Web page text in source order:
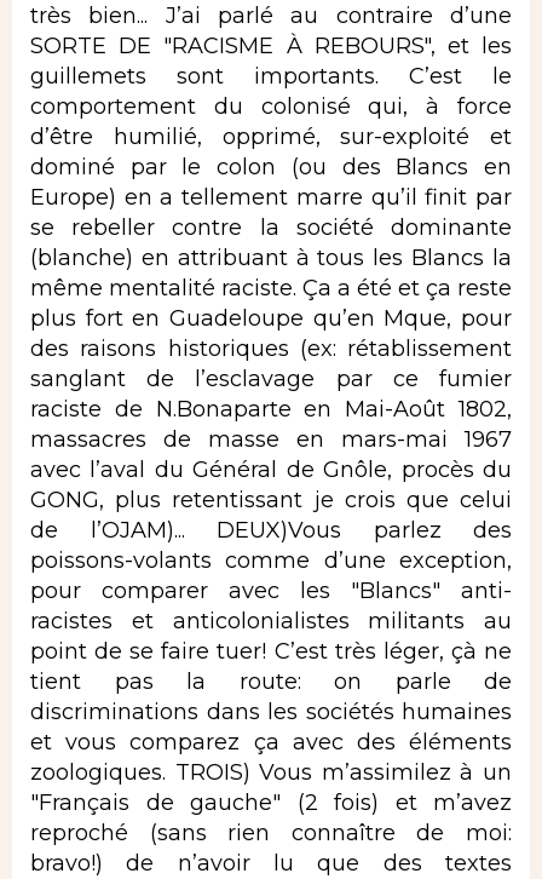
très bien... J’ai parlé au contraire d’une
SORTE DE "RACISME À REBOURS", et les
guillemets sont importants. C’est le
comportement du colonisé qui, à force
d’être humilié, opprimé, sur-exploité et
dominé par le colon (ou des Blancs en
Europe) en a tellement marre qu’il finit par
se rebeller contre la société dominante
(blanche) en attribuant à tous les Blancs la
même mentalité raciste. Ça a été et ça reste
plus fort en Guadeloupe qu’en Mque, pour
des raisons historiques (ex: rétablissement
sanglant de l’esclavage par ce fumier
raciste de N.Bonaparte en Mai-Août 1802,
massacres de masse en mars-mai 1967
avec l’aval du Général de Gnôle, procès du
GONG, plus retentissant je crois que celui
de l’OJAM)... DEUX)Vous parlez des
poissons-volants comme d’une exception,
pour comparer avec les "Blancs" anti-
racistes et anticolonialistes militants au
point de se faire tuer! C’est très léger, çà ne
tient pas la route: on parle de
discriminations dans les sociétés humaines
et vous comparez ça avec des éléments
zoologiques. TROIS) Vous m’assimilez à un
"Français de gauche" (2 fois) et m’avez
reproché (sans rien connaître de moi:
bravo!) de n’avoir lu que des textes